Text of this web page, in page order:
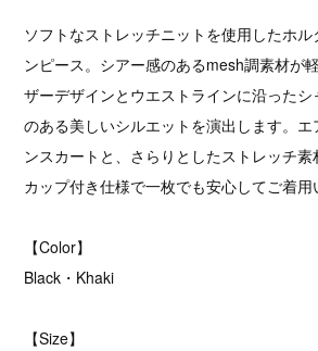
ソフトなストレッチニットを使用したホ
ンピース。シアー感のあるmesh調素材が
ザーデザインとウエストラインに沿った
のある美しいシルエットを演出します。エ
ンスカートと、さらりとしたストレッチ素
カップ付き仕様で一枚でも安心してご着用
【Color】
Black・Khaki
【Size】